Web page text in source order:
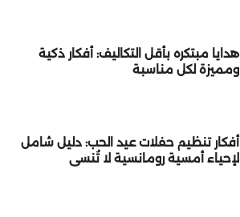
هدايا مبتكره بأقل التكاليف: أفكار ذكية
ومميزة لكل مناسبة
أفكار تنظيم حفلات عيد الحب: دليل شامل
لإحياء أمسية رومانسية لا تُنسى